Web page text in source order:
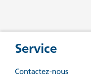
Service
Contactez-nous